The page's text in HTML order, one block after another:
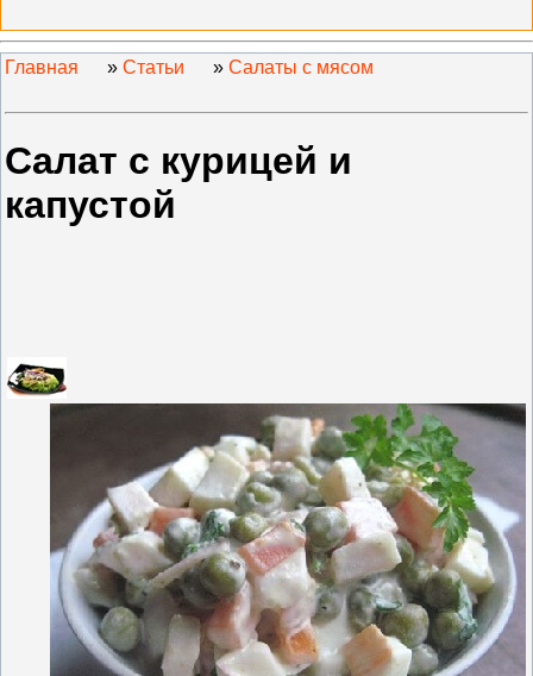
Главная » Статьи » Салаты с мясом
Салат с курицей и
капустой